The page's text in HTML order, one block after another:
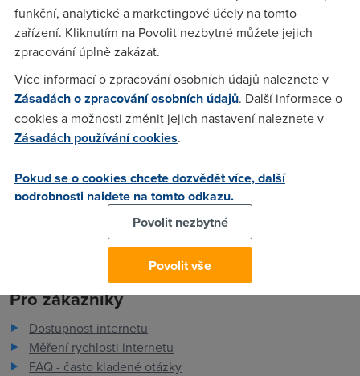
atd.prosim poradte dekuji
precti si manual
Anonym(15.5.2007 08:33:56)
hm chytre ale lepsi odpoved tahle nez zadna
Pro zákazníky
Dostupnost internetu
Měření rychlosti internetu
FAQ - často kladené otázky
funkční, analytické a marketingové účely na tomto
zařízení. Kliknutím na Povolit nezbytné můžete jejich
zpracování úplně zakázat.
Více informací o zpracování osobních údajů naleznete v
Zásadách o zpracování osobních údajů. Další informace o
cookies a možnosti změnit jejich nastavení naleznete v
Zásadách používání cookies.
Pokud se o cookies chcete dozvědět více, další
podrobnosti najdete na tomto odkazu.
Povolit nezbytné
Povolit vše